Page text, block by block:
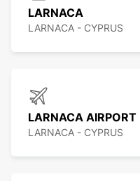
LARNACA
LARNACA - CYPRUS
LARNACA AIRPORT
LARNACA - CYPRUS